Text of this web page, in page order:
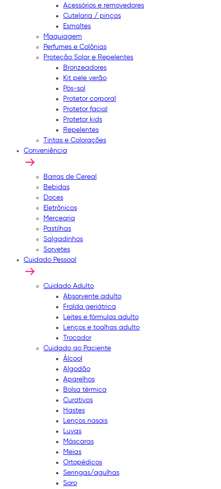
Acessórios e removedores
Cutelaria / pinças
Esmaltes
Maquiagem
Perfumes e Colônias
Proteção Solar e Repelentes
Bronzeadores
Kit pele verão
Pós-sol
Protetor corporal
Protetor facial
Protetor kids
Repelentes
Tintas e Colorações
Conveniência
Barras de Cereal
Bebidas
Doces
Eletrônicos
Mercearia
Pastilhas
Salgadinhos
Sorvetes
Cuidado Pessoal
Cuidado Adulto
Absorvente adulto
Fralda geriátrica
Leites e fórmulas adulto
Lenços e toalhas adulto
Trocador
Cuidado ao Paciente
Álcool
Algodão
Aparelhos
Bolsa térmica
Curativos
Hastes
Lenços nasais
Luvas
Máscaras
Meias
Ortopédicos
Seringas/agulhas
Soro